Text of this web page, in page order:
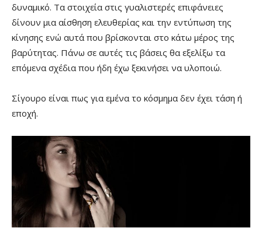
δυναμικό. Τα στοιχεία στις γυαλιστερές επιφάνειες
δίνουν μια αίσθηση ελευθερίας και την εντύπωση της
κίνησης ενώ αυτά που βρίσκονται στο κάτω μέρος της
βαρύτητας. Πάνω σε αυτές τις βάσεις θα εξελίξω τα
επόμενα σχέδια που ήδη έχω ξεκινήσει να υλοποιώ.
Σίγουρο είναι πως για εμένα το κόσμημα δεν έχει τάση ή
εποχή.